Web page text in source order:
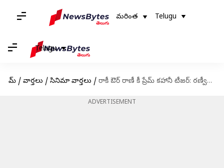
మరింత Telugu
Telugu
హోమ్ / వార్తలు / సినిమా వార్తలు / రాకీ ఔర్ రాణీ కీ ప్రేమ్ కహానీ టీజర్: రణ్వీర్, ఆలియా ప్రధాన పాత్రల్లో ప్రేమకథ
ADVERTISEMENT